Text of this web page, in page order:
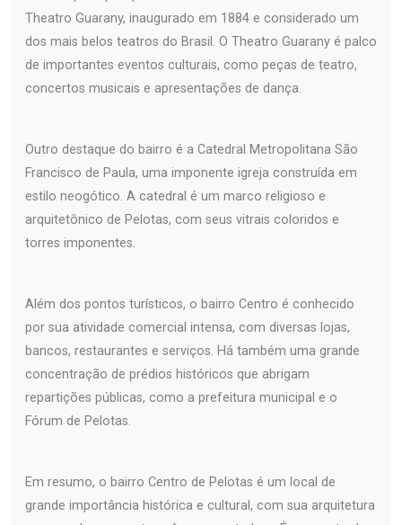
Theatro Guarany, inaugurado em 1884 e considerado um
dos mais belos teatros do Brasil. O Theatro Guarany é palco
de importantes eventos culturais, como peças de teatro,
concertos musicais e apresentações de dança.
Outro destaque do bairro é a Catedral Metropolitana São
Francisco de Paula, uma imponente igreja construída em
estilo neogótico. A catedral é um marco religioso e
arquitetônico de Pelotas, com seus vitrais coloridos e
torres imponentes.
Além dos pontos turísticos, o bairro Centro é conhecido
por sua atividade comercial intensa, com diversas lojas,
bancos, restaurantes e serviços. Há também uma grande
concentração de prédios históricos que abrigam
repartições públicas, como a prefeitura municipal e o
Fórum de Pelotas.
Em resumo, o bairro Centro de Pelotas é um local de
grande importância histórica e cultural, com sua arquitetura